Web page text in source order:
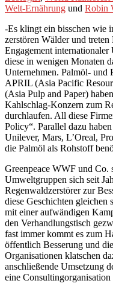
Welt-Ernährung und Robin
-Es klingt ein bisschen wie
zerstören Wälder und
Engagement
diese in wenigen Monaten
Unternehmen. Palmöl- und
APRIL (Asia Pacific
(Asia Pulp and Paper)
Kahlschlag-Konzern zum
durchlaufen. All diese
Policy“. Parallel dazu
Unilever, Mars, L’Oreal,
die Palmöl als Rohstoff
Greenpeace WWF und Co.
Umweltgruppen sich seit
Regenwaldzerstörer zur
diese Geschichten
mit einer aufwändigen
den Verhandlungstisch
fast immer kommt es zum
öffentlich Besserung und
Organisationen klatschen
anschließende Umsetzung
eine